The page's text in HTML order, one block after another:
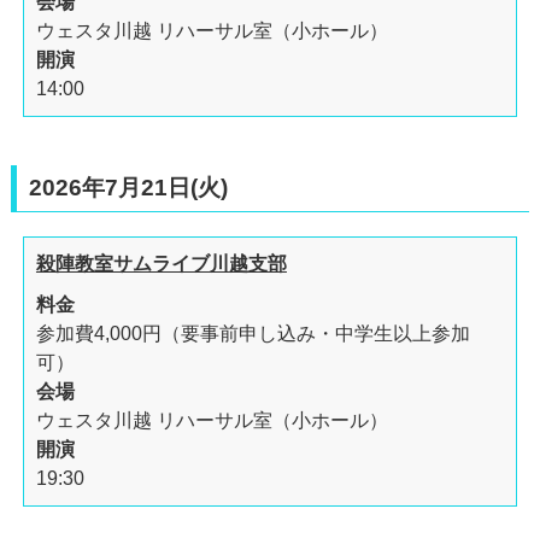
ウェスタ川越 リハーサル室（小ホール）
開演
14:00
2026年7月21日(火)
殺陣教室サムライブ川越支部
料金
参加費4,000円（要事前申し込み・中学生以上参加
可）
会場
ウェスタ川越 リハーサル室（小ホール）
開演
19:30